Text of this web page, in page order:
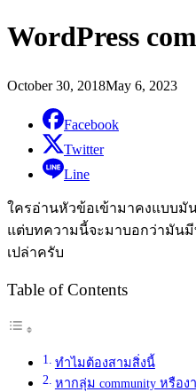
WordPress
October 30, 2018May 6, 2023
Facebook
Twitter
Line
ใครอ่านหัวข้อเข้ามาคงแบบมั
แต่บทความนี้จะมาบอกว่ามัน
เปล่าครับ
Table of Contents
ทำไมต้องสามสิ่งนี้
หากลุ่ม community หรือง